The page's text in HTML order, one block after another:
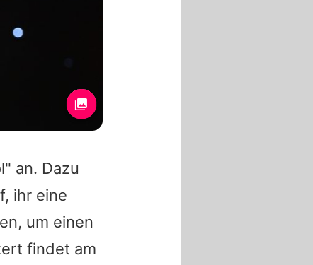
an. Dazu
ihr eine
um einen
findet am